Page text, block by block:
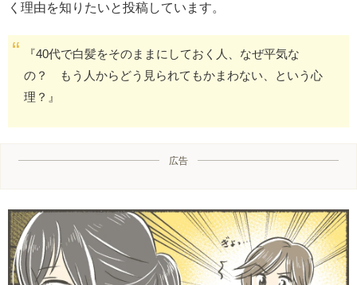
く理由を知りたいと投稿しています。
『40代で白髪をそのままにしておく人、なぜ平気な
の？ もう人からどう見られてもかまわない、という心
理？』
広告